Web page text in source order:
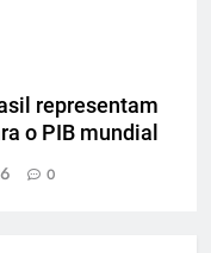
representam
o PIB mundial
0